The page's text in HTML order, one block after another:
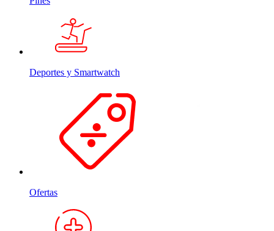
Deportes y Smartwatch
Ofertas